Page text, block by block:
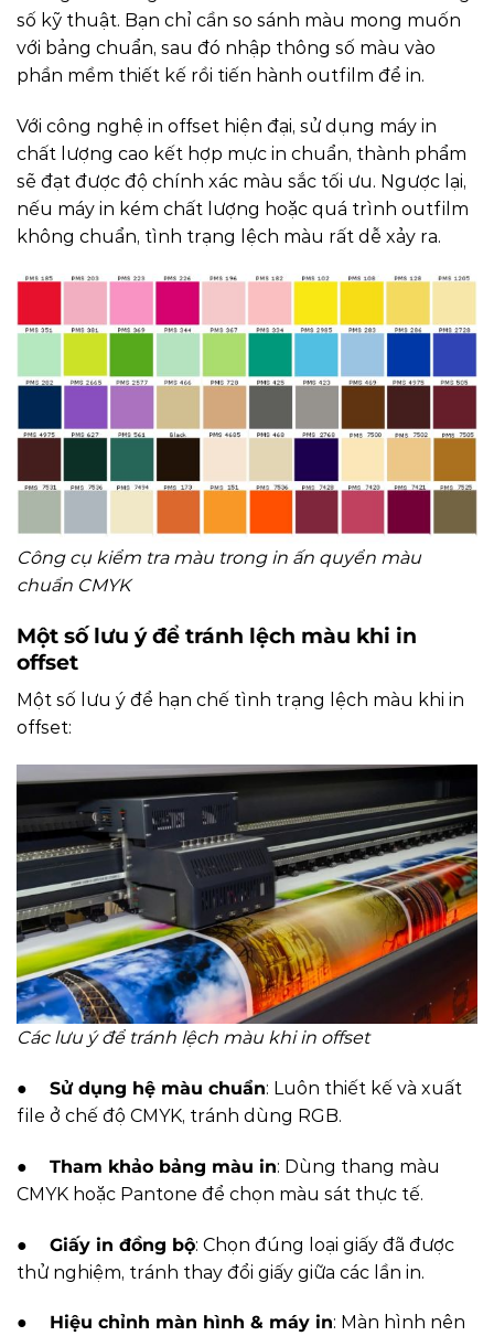
số kỹ thuật. Bạn chỉ cần so sánh màu mong muốn
với bảng chuẩn, sau đó nhập thông số màu vào
phần mềm thiết kế rồi tiến hành outfilm để in.
Với công nghệ in offset hiện đại, sử dụng máy in
chất lượng cao kết hợp mực in chuẩn, thành phẩm
sẽ đạt được độ chính xác màu sắc tối ưu. Ngược lại,
nếu máy in kém chất lượng hoặc quá trình outfilm
không chuẩn, tình trạng lệch màu rất dễ xảy ra.
Công cụ kiểm tra màu trong in ấn quyển màu
chuẩn CMYK
Một số lưu ý để tránh lệch màu khi in
offset
Một số lưu ý để hạn chế tình trạng lệch màu khi in
offset:
Các lưu ý để tránh lệch màu khi in offset
● Sử dụng hệ màu chuẩn: Luôn thiết kế và xuất
file ở chế độ CMYK, tránh dùng RGB.
● Tham khảo bảng màu in: Dùng thang màu
CMYK hoặc Pantone để chọn màu sát thực tế.
● Giấy in đồng bộ: Chọn đúng loại giấy đã được
thử nghiệm, tránh thay đổi giấy giữa các lần in.
● Hiệu chỉnh màn hình & máy in: Màn hình nên